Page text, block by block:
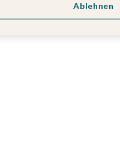
Ablehnen